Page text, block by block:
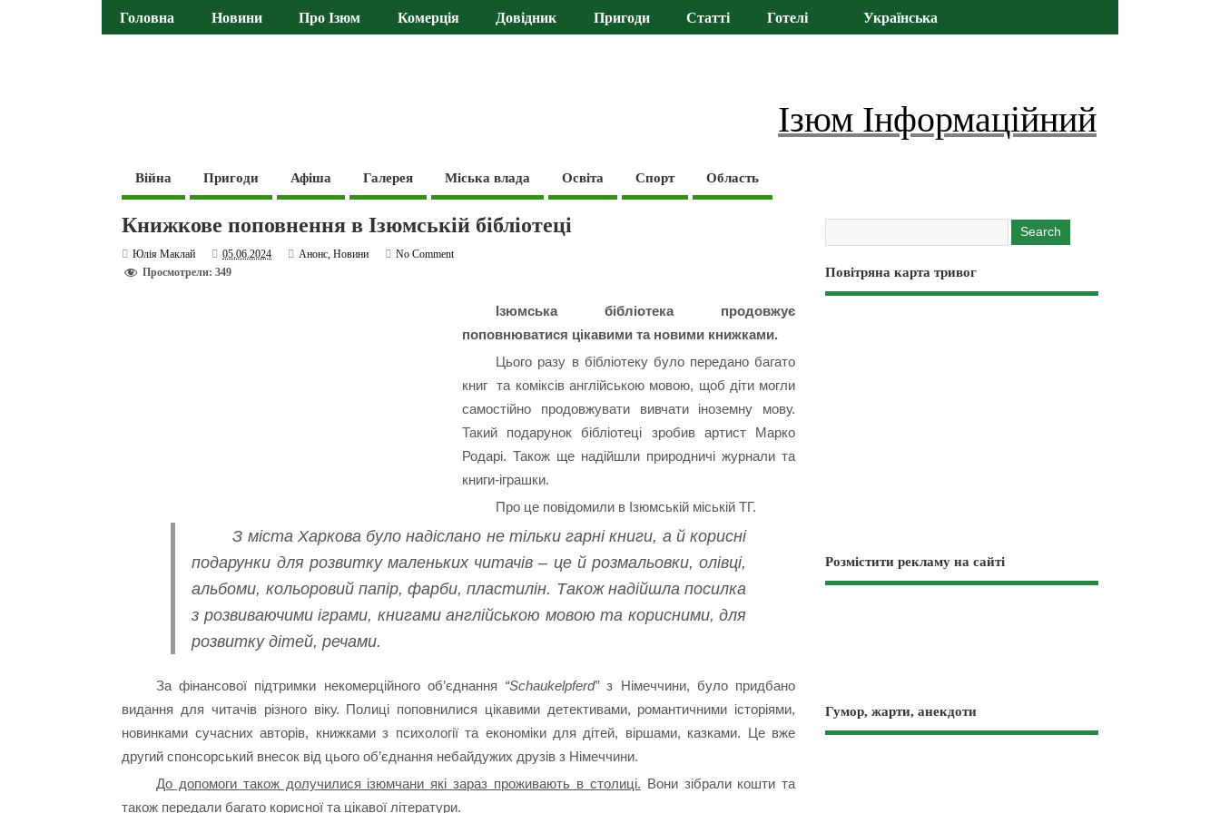
Головна Новини Про Ізюм Комерція Довідник Пригоди Статті Готелі Українська
Ізюм Інформаційний
Війна Пригоди Афіша Галерея Міська влада Освіта Спорт Область
Книжкове поповнення в Ізюмській бібліотеці
Юлія Маклай 05.06.2024 Анонс,Новини
No Comment
Просмотрели: 349
Ізюмська бібліотека продовжує
поповнюватися цікавими та новими книжками.
Цього разу в бібліотеку було передано багато
книг та коміксів англійською мовою, щоб діти могли
самостійно продовжувати вивчати іноземну мову.
Такий подарунок бібліотеці зробив артист Марко
Родарі. Також ще надійшли природничі журнали та
книги-іграшки.
Про це повідомили в Ізюмській міській ТГ.
З міста Харкова було надіслано не тільки гарні книги, а й корисні
подарунки для розвитку маленьких читачів – це й розмальовки, олівці,
альбоми, кольоровий папір, фарби, пластилін. Також надійшла посилка
з розвиваючими іграми, книгами англійською мовою та корисними, для
розвитку дітей, речами.
За фінансової підтримки некомерційного об’єднання “Schaukelpferd”з Німеччини, було придбано
видання для читачів різного віку. Полиці поповнилися цікавими детективами, романтичними історіями,
новинками сучасних авторів, книжками з психології та економіки для дітей, віршами, казками. Це вже
другий спонсорський внесок від цього об’єднання небайдужих друзів з Німеччини.
До допомоги також долучилися ізюмчани які зараз проживають в столиці. Вони зібрали кошти та
також передали багато корисної та цікавої літератури.
Повітряна карта тривог
Розмістити рекламу на сайті
Гумор, жарти, анекдоти